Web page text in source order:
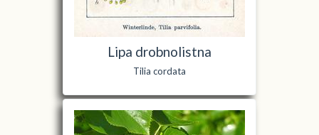
Lipa drobnolistna
Tilia cordata